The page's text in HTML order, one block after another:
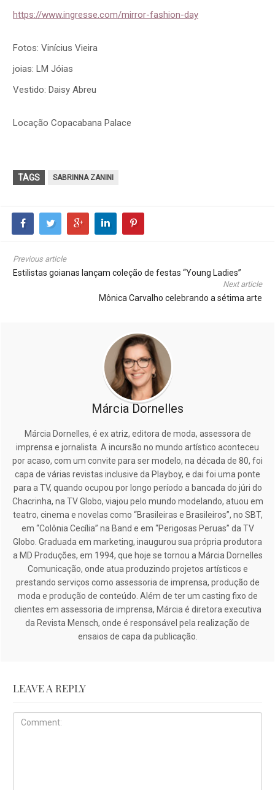
https://www.ingresse.com/mirror-fashion-day
Fotos: Vinícius Vieira
joias: LM Jóias
Vestido: Daisy Abreu
Locação Copacabana Palace
TAGS SABRINNA ZANINI
Previous article
Estilistas goianas lançam coleção de festas “Young Ladies”
Next article
Mônica Carvalho celebrando a sétima arte
Márcia Dornelles
Márcia Dornelles, é ex atriz, editora de moda, assessora de
imprensa e jornalista. A incursão no mundo artístico aconteceu
por acaso, com um convite para ser modelo, na década de 80, foi
capa de várias revistas inclusive da Playboy, e dai foi uma ponte
para a TV, quando ocupou por longo período a bancada do júri do
Chacrinha, na TV Globo, viajou pelo mundo modelando, atuou em
teatro, cinema e novelas como “Brasileiras e Brasileiros”, no SBT,
em “Colônia Cecília” na Band e em “Perigosas Peruas” da TV
Globo. Graduada em marketing, inaugurou sua própria produtora
a MD Produções, em 1994, que hoje se tornou a Márcia Dornelles
Comunicação, onde atua produzindo projetos artísticos e
prestando serviços como assessoria de imprensa, produção de
moda e produção de conteúdo. Além de ter um casting fixo de
clientes em assessoria de imprensa, Márcia é diretora executiva
da Revista Mensch, onde é responsável pela realização de
ensaios de capa da publicação.
LEAVE A REPLY